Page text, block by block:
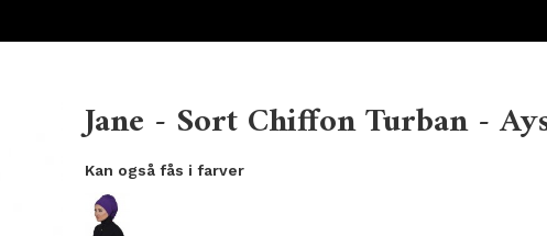
Jane - Sort Chiffon Turban -
Kan også fås i farver